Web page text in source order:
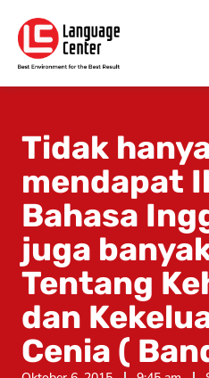
Tidak
mendapat
Bahasa
juga
Tentang
dan
Cenia (